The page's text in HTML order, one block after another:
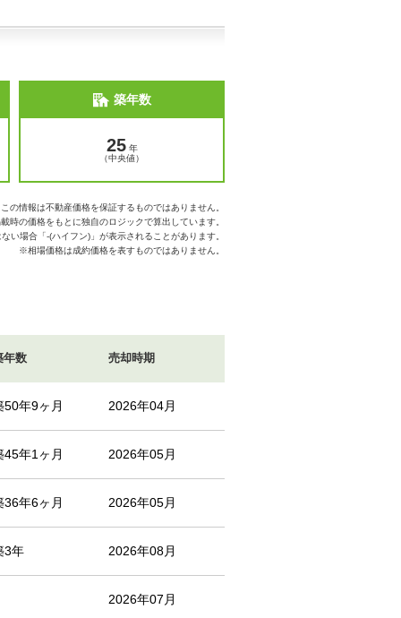
築年数
25 年
（中央値）
の情報は不動産価格を保証するものではありません。
時の価格をもとに独自のロジックで算出しています。
い場合「-(ハイフン)」が表示されることがあります。
※相場価格は成約価格を表すものではありません。
年数 売却時期
50年9ヶ月 2026年04月
45年1ヶ月 2026年05月
36年6ヶ月 2026年05月
3年 2026年08月
2026年07月